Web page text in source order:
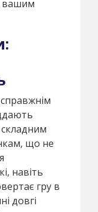
вашим
що не
навіть
гру в
довгі